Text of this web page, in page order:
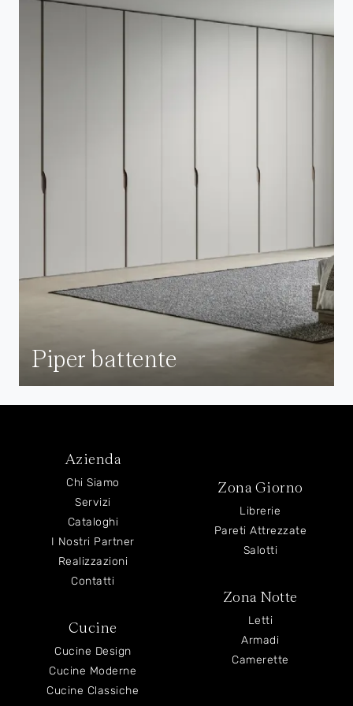
Piper battente
Azienda
Chi Siamo
Servizi
Cataloghi
I Nostri Partner
Realizzazioni
Contatti
Cucine
Cucine Design
Cucine Moderne
Cucine Classiche
Zona Giorno
Librerie
Pareti Attrezzate
Salotti
Zona Notte
Letti
Armadi
Camerette